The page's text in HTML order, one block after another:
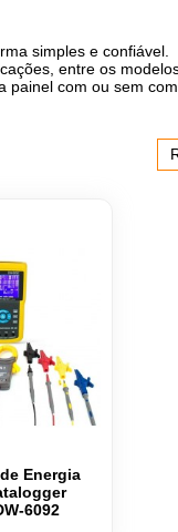
simples e confiável.
entre os
com ou sem
Energia
6092